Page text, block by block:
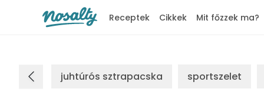
Receptek Cikkek Mit főzzek ma?
juhtúrós sztrapacska sportszelet